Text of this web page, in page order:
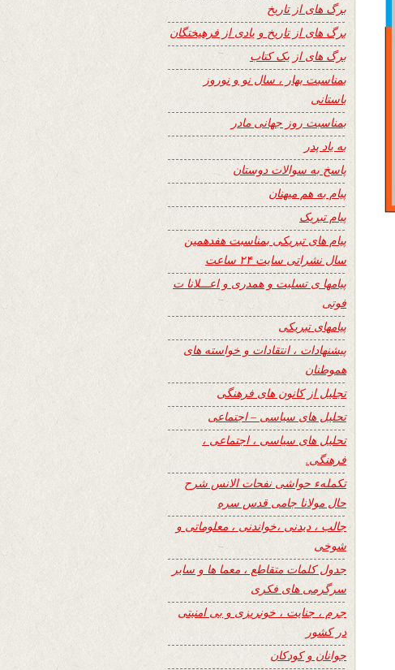
برگ های از تاریخ
برگ های از تاریخ و یادی از فرهیختگان
برگ های از یک کتاب
بمناسبت بهار ، سال نو و نوروز
باستانی
بمناسبت روز جهانی مادر
به یاد پدر
پاسخ به سوالات دوستان
پیام به هم میهنان
پیام تبریک
پیام های تبریکی بمناسبت هفدهمین
سال نشراتی سایت ۲۴ ساعت
پیامها ی تسلیت و همدری و اعـــلانا ت
فوتی
پیامهای تبریکی
پیشنهادات ، انتقادات و خواسته های
هموطنان
تجلیل از کانون های فرهنگی
تحلیل های سیاسی – اجتماعی
تحلیل های سیاسی ، اجتماعی ،
فرهنگی.
تکملهء حواشی نفحات الانس شرح
حال مولانا جامی قدس سره
جالب ، دیدنی ،خواندنی ، معلوماتی و
شوخی
جدول کلمات متقاطع ، معما ها و سایر
سرگرمی های فکری
جرم ، جنایت ، خونریزی و بی امنیتی
در کشور
جوانان و کودکان